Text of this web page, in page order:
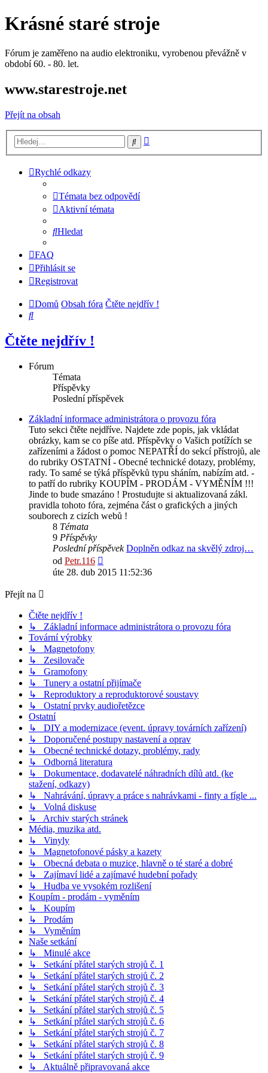
Krásné staré stroje
Fórum je zaměřeno na audio elektroniku, vyrobenou převážně v
období 60. - 80. let.
www.starestroje.net
Přejít na obsah
Hledat
Rychlé odkazy
Témata bez odpovědí
Aktivní témata
Hledat
FAQ
Přihlásit se
Registrovat
Domů Obsah fóra Čtěte nejdřív !
Hledat
Čtěte nejdřív !
Fórum
Témata
Příspěvky
Poslední příspěvek
Základní informace administrátora o provozu fóra
Tuto sekci čtěte nejdříve. Najdete zde popis, jak vkládat
obrázky, kam se co píše atd. Příspěvky o Vašich potížích se
zařízeními a žádost o pomoc NEPATŘÍ do sekcí přístrojů, ale
do rubriky OSTATNÍ - Obecné technické dotazy, problémy,
rady. To samé se týká příspěvků typu sháním, nabízím atd. -
to patří do rubriky KOUPÍM - PRODÁM - VYMĚNÍM !!!
Jinde to bude smazáno ! Prostudujte si aktualizovaná zákl.
pravidla tohoto fóra, zejména část o grafických a jiných
souborech z cizích webů !
8 Témata
9 Příspěvky
Poslední příspěvek Doplněn odkaz na skvělý zdroj…
od Petr.116
poslední
úte 28. dub 2015 11:52:36
Přejít na
Čtěte nejdřív !
↳ Základní informace administrátora o provozu fóra
Tovární výrobky
↳ Magnetofony
↳ Zesilovače
↳ Gramofony
↳ Tunery a ostatní přijímače
↳ Reproduktory a reproduktorové soustavy
↳ Ostatní prvky audiořetězce
Ostatní
↳ DIY a modernizace (event. úpravy továrních zařízení)
↳ Doporučené postupy nastavení a oprav
↳ Obecné technické dotazy, problémy, rady
↳ Odborná literatura
↳ Dokumentace, dodavatelé náhradních dílů atd. (ke
stažení, odkazy)
↳ Nahrávání, úpravy a práce s nahrávkami - finty a fígle ...
↳ Volná diskuse
↳ Archiv starých stránek
Média, muzika atd.
↳ Vinyly
↳ Magnetofonové pásky a kazety
↳ Obecná debata o muzice, hlavně o té staré a dobré
↳ Zajímaví lidé a zajímavé hudební pořady
↳ Hudba ve vysokém rozlišení
Koupím - prodám - vyměním
↳ Koupím
↳ Prodám
↳ Vyměním
Naše setkání
↳ Minulé akce
↳ Setkání přátel starých strojů č. 1
↳ Setkání přátel starých strojů č. 2
↳ Setkání přátel starých strojů č. 3
↳ Setkání přátel starých strojů č. 4
↳ Setkání přátel starých strojů č. 5
↳ Setkání přátel starých strojů č. 6
↳ Setkání přátel starých strojů č. 7
↳ Setkání přátel starých strojů č. 8
↳ Setkání přátel starých strojů č. 9
↳ Aktuálně připravovaná akce